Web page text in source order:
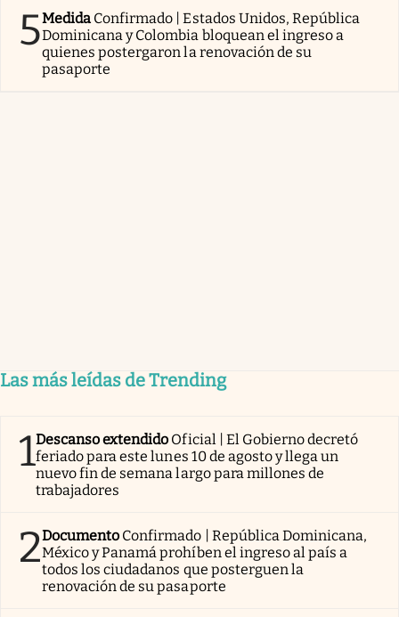
5Medida Confirmado | Estados Unidos, República
Dominicana y Colombia bloquean el ingreso a
quienes postergaron la renovación de su
pasaporte
Las más leídas de Trending
1Descanso extendido Oficial | El Gobierno decretó
feriado para este lunes 10 de agosto y llega un
nuevo fin de semana largo para millones de
trabajadores
2Documento Confirmado | República Dominicana,
México y Panamá prohíben el ingreso al país a
todos los ciudadanos que posterguen la
renovación de su pasaporte